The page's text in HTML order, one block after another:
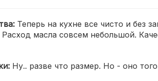
Теперь на кухне все чисто и без
масла совсем небольшой.
Ну.. разве что размер. Но - оно